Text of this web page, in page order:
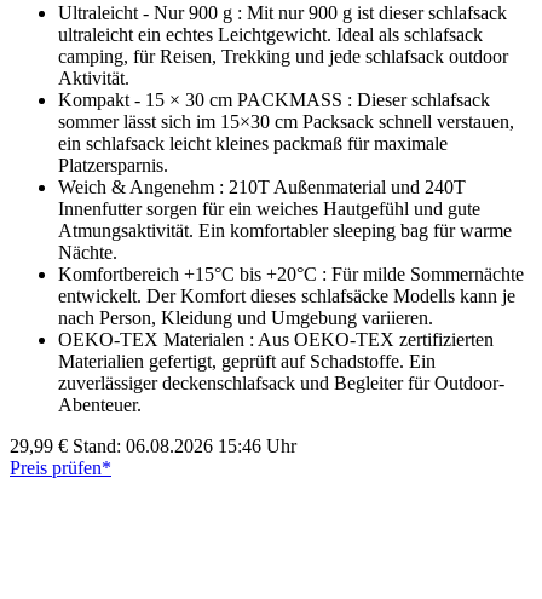
Ultraleicht - Nur 900 g : Mit nur 900 g ist dieser schlafsack
ultraleicht ein echtes Leichtgewicht. Ideal als schlafsack
camping, für Reisen, Trekking und jede schlafsack outdoor
Aktivität.
Kompakt - 15 × 30 cm PACKMASS : Dieser schlafsack
sommer lässt sich im 15×30 cm Packsack schnell verstauen,
ein schlafsack leicht kleines packmaß für maximale
Platzersparnis.
Weich & Angenehm : 210T Außenmaterial und 240T
Innenfutter sorgen für ein weiches Hautgefühl und gute
Atmungsaktivität. Ein komfortabler sleeping bag für warme
Nächte.
Komfortbereich +15°C bis +20°C : Für milde Sommernächte
entwickelt. Der Komfort dieses schlafsäcke Modells kann je
nach Person, Kleidung und Umgebung variieren.
OEKO-TEX Materialen : Aus OEKO-TEX zertifizierten
Materialien gefertigt, geprüft auf Schadstoffe. Ein
zuverlässiger deckenschlafsack und Begleiter für Outdoor-
Abenteuer.
29,99 € Stand: 06.08.2026 15:46 Uhr
Preis prüfen*